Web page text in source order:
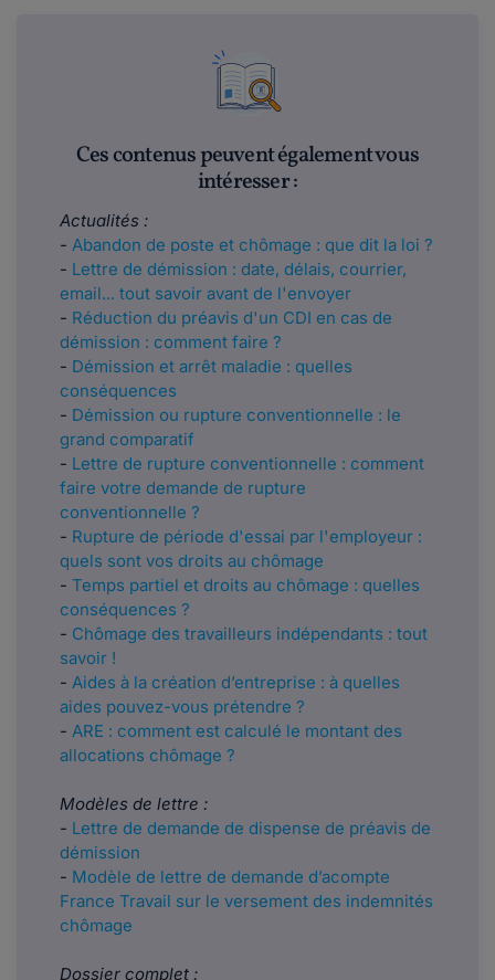
Ces contenus peuvent également vous
intéresser :
Actualités :
- Abandon de poste et chômage : que dit la loi ?
- Lettre de démission : date, délais, courrier,
email... tout savoir avant de l'envoyer
- Réduction du préavis d'un CDI en cas de
démission : comment faire ?
- Démission et arrêt maladie : quelles
conséquences
- Démission ou rupture conventionnelle : le
grand comparatif
- Lettre de rupture conventionnelle : comment
faire votre demande de rupture
conventionnelle ?
- Rupture de période d'essai par l'employeur :
quels sont vos droits au chômage
- Temps partiel et droits au chômage : quelles
conséquences ?
- Chômage des travailleurs indépendants : tout
savoir !
- Aides à la création d’entreprise : à quelles
aides pouvez-vous prétendre ?
- ARE : comment est calculé le montant des
allocations chômage ?
Modèles de lettre :
- Lettre de demande de dispense de préavis de
démission
- Modèle de lettre de demande d’acompte
France Travail sur le versement des indemnités
chômage
Dossier complet :